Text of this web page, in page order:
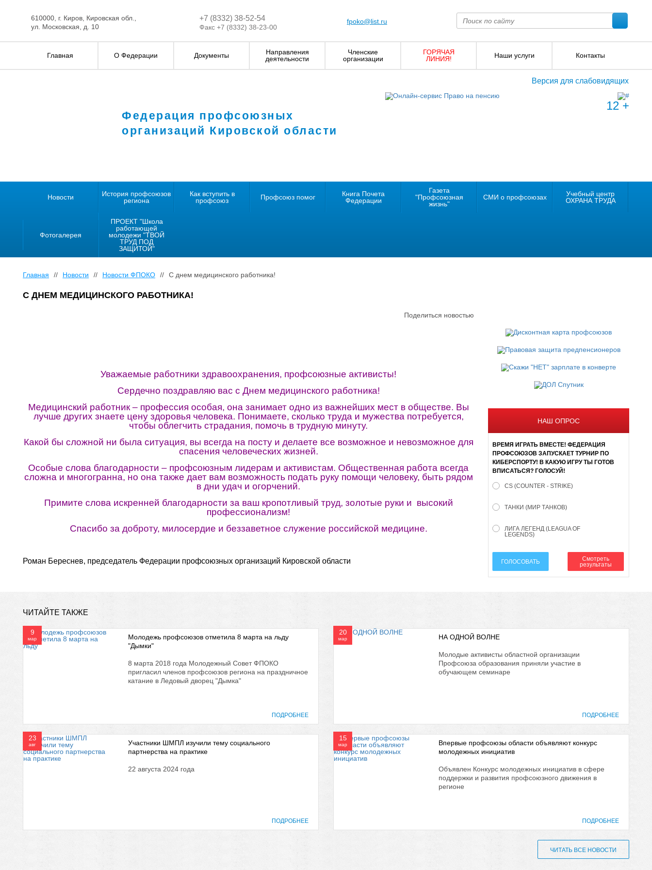
610000, г. Киров, Кировская обл.,
ул. Московская, д. 10
+7 (8332) 38-52-54
Факс +7 (8332) 38-23-00
fpoko@list.ru
Главная О Федерации Документы
Направления
деятельности
Членские
организации
ГОРЯЧАЯ
ЛИНИЯ!
Наши услуги Контакты
Версия для слабовидящих
Федерация профсоюзных
организаций Кировской области
12 +
Новости
История профсоюзов
региона
Как вступить в
профсоюз
Профсоюз помог
Книга Почета
Федерации
Газета
"Профсоюзная
жизнь"
СМИ о профсоюзах
Учебный центр
ОХРАНА ТРУДА
Фотогалерея
ПРОЕКТ "Школа
работающей
молодежи "ТВОЙ
ТРУД ПОД
ЗАЩИТОЙ"
Главная // Новости // Новости ФПОКО // С днем медицинского работника!
С ДНЕМ МЕДИЦИНСКОГО РАБОТНИКА!
Поделиться новостью
Уважаемые работники здравоохранения, профсоюзные активисты!
Сердечно поздравляю вас с Днем медицинского работника!
Медицинский работник – профессия особая, она занимает одно из важнейших мест в обществе. Вы
лучше других знаете цену здоровья человека. Понимаете, сколько труда и мужества потребуется,
чтобы облегчить страдания, помочь в трудную минуту.
Какой бы сложной ни была ситуация, вы всегда на посту и делаете все возможное и невозможное для
спасения человеческих жизней.
Особые слова благодарности – профсоюзным лидерам и активистам. Общественная работа всегда
сложна и многогранна, но она также дает вам возможность подать руку помощи человеку, быть рядом
в дни удач и огорчений.
Примите слова искренней благодарности за ваш кропотливый труд, золотые руки и высокий
профессионализм!
Спасибо за доброту, милосердие и беззаветное служение российской медицине.
Роман Береснев, председатель Федерации профсоюзных организаций Кировской области
НАШ ОПРОС
ВРЕМЯ ИГРАТЬ ВМЕСТЕ! ФЕДЕРАЦИЯ
ПРОФСОЮЗОВ ЗАПУСКАЕТ ТУРНИР ПО
КИБЕРСПОРТУ! В КАКУЮ ИГРУ ТЫ ГОТОВ
ВПИСАТЬСЯ? ГОЛОСУЙ!
CS (COUNTER - STRIKE)
ТАНКИ (МИР ТАНКОВ)
ЛИГА ЛЕГЕНД (LEAGUA OF
LEGENDS)
ГОЛОСОВАТЬ
Смотреть
результаты
ЧИТАЙТЕ ТАКЖЕ
9
мар
Молодежь профсоюзов отметила 8 марта на льду
"Дымки"
8 марта 2018 года Молодежный Совет ФПОКО
пригласил членов профсоюзов региона на праздничное
катание в Ледовый дворец "Дымка"
ПОДРОБНЕЕ
20
мар НА ОДНОЙ ВОЛНЕ
Молодые активисты областной организации
Профсоюза образования приняли участие в
обучающем семинаре
ПОДРОБНЕЕ
23
авг
Участники ШМПЛ изучили тему социального
партнерства на практике
22 августа 2024 года
ПОДРОБНЕЕ
15
мар
Впервые профсоюзы области объявляют конкурс
молодежных инициатив
Объявлен Конкурс молодежных инициатив в сфере
поддержки и развития профсоюзного движения в
регионе
ПОДРОБНЕЕ
ЧИТАТЬ ВСЕ НОВОСТИ